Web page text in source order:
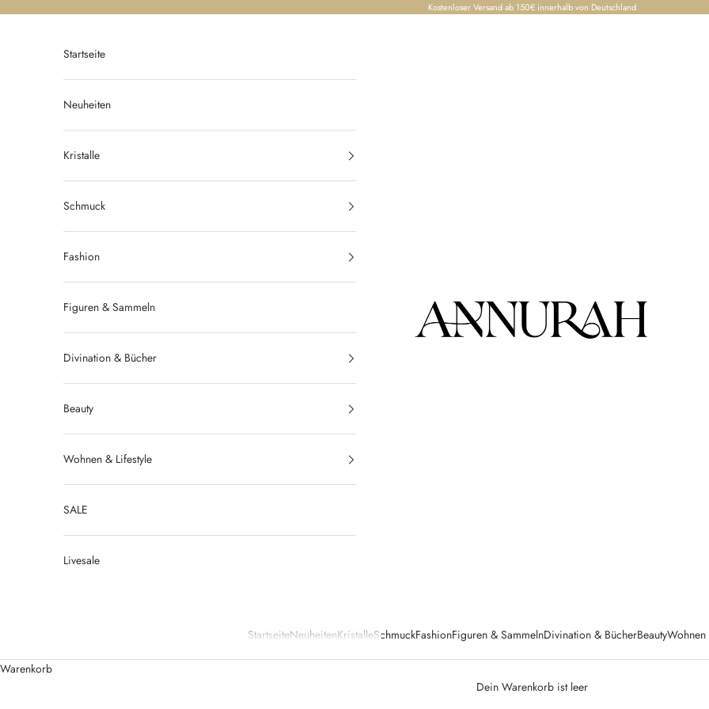
Kostenloser Versand ab 150€ innerhalb von Deutschland
Annurah
StartseiteNeuheitenKristalleSchmuckFashionFiguren & SammelnDivination & BücherBeautyWohnen
Startseite
Neuheiten
Kristalle
Schmuck
Fashion
Figuren & Sammeln
Divination & Bücher
Beauty
Wohnen & Lifestyle
SALE
Livesale
Warenkorb
Dein Warenkorb ist leer